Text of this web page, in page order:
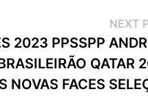
NEXT
2023 PPSSPP
QATAR
NOVAS FACES